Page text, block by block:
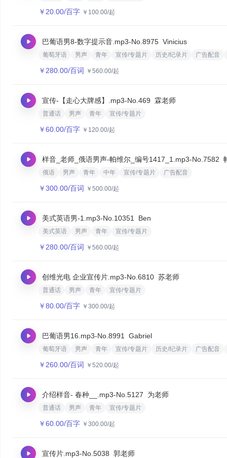
￥ 20.00/百字 ￥ 100.00/起
巴葡语男8-数字提示音.mp3-No.8975 Vinicius
葡萄牙语 男声 青年 宣传/专题片 历史/纪录片 广告配音
￥ 280.00/百词 ￥ 560.00/起
宣传-【走心大牌感】.mp3-No.469 霖老师
普通话 男声 青年 宣传/专题片
￥60.00/百字 ￥ 120.00/起
样音_老师_俄语男声-帕维尔_编号1417_1.mp3-No.7582
俄语 男声 青年 中年 宣传/专题片 广告配音
￥300.00/百词 ￥ 500.00/起
美式英语男-1.mp3-No.10351 Ben
美式英语 男声 青年 宣传/专题片
￥ 280.00/百词 ￥ 560.00/起
创维光电 企业宣传片.mp3-No.6810 苏老师
普通话 男声 青年 宣传/专题片
￥80.00/百字 ￥ 300.00/起
巴葡语男16.mp3-No.8991 Gabriel
葡萄牙语 男声 青年 宣传/专题片 历史/纪录片 广告配音
￥ 260.00/百词 ￥ 520.00/起
介绍样音- 春种__.mp3-No.5127 为老师
普通话 男声 青年 宣传/专题片
￥60.00/百字 ￥ 300.00/起
宣传片.mp3-No.5038 郭老师